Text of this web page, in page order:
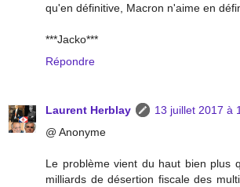
qu'en définitive, Macron n'aime en
***Jacko***
Répondre
Laurent Herblay
13 juillet 2017 à
@ Anonyme
Le problème vient du haut bien plus
milliards de désertion fiscale des